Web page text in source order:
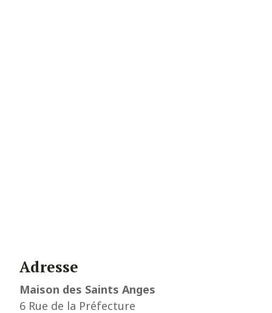
Adresse
Maison des Saints Anges
6 Rue de la Préfecture